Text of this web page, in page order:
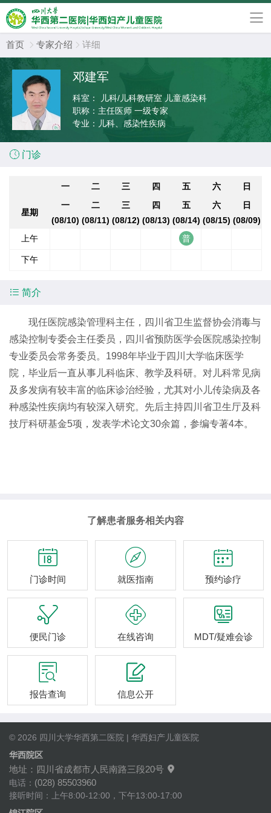
首页  专家介绍  详细
邓建军
科室：
儿科/儿科教研室 儿童感染科
职称： 主任医师 一级专家
专业： 儿科、感染性疾病
 门诊
一 二 三 四 五 六 日
星期
一
(08/10)
二
(08/11)
三
(08/12)
四
(08/13)
五
(08/14)
六
(08/15)
日
(08/09)
上午
下午
 简介
现任医院感染管理科主任，四川省卫生监督协会消毒与
感染控制专委会主任委员，四川省预防医学会医院感染控制
专业委员会常务委员。1998年毕业于四川大学临床医学
院，毕业后一直从事儿科临床、教学及科研。对儿科常见病
及多发病有较丰富的临床诊治经验，尤其对小儿传染病及各
种感染性疾病均有较深入研究。先后主持四川省卫生厅及科
技厅科研基金5项，发表学术论文30余篇，参编专著4本。
了解患者服务相关内容

门诊时间

就医指南

预约诊疗

便民门诊

在线咨询

MDT/疑难会诊

报告查询

信息公开
© 2026 四川大学华西第二医院 | 华西妇产儿童医院
华西院区
地址：四川省成都市人民南路三段20号 
电话： (028) 85503960
接听时间：上午8:00-12:00，下午13:00-17:00